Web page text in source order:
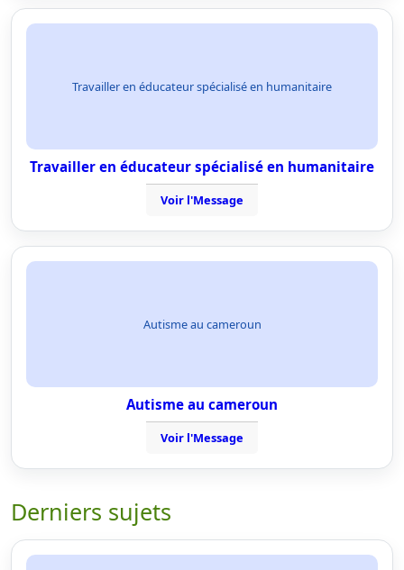
Travailler en éducateur spécialisé en humanitaire
Travailler en éducateur spécialisé en humanitaire
Voir l'Message
Autisme au cameroun
Autisme au cameroun
Voir l'Message
Derniers sujets